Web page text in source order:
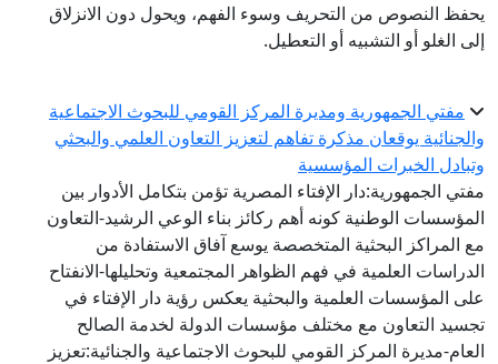
يحفظ النصوص من التحريف وسوء الفهم، ويحول دون الانزلاق
إلى الغلو أو التشبيه أو التعطيل.
مفتي الجمهورية ومديرة المركز القومي للبحوث الاجتماعية
والجنائية يوقعان مذكرة تفاهم لتعزيز التعاون العلمي والبحثي
وتبادل الخبرات المؤسسية
مفتي الجمهورية:دار الإفتاء المصرية تؤمن بتكامل الأدوار بين
المؤسسات الوطنية كونه أهم ركائز بناء الوعي الرشيد-التعاون
مع المراكز البحثية المتخصصة يوسع آفاق الاستفادة من
الدراسات العلمية في فهم الظواهر المجتمعية وتحليلها-الانفتاح
على المؤسسات العلمية والبحثية يعكس رؤية دار الإفتاء في
تجسيد التعاون مع مختلف مؤسسات الدولة لخدمة الصالح
العام-مديرة المركز القومي للبحوث الاجتماعية والجنائية:تعزيز